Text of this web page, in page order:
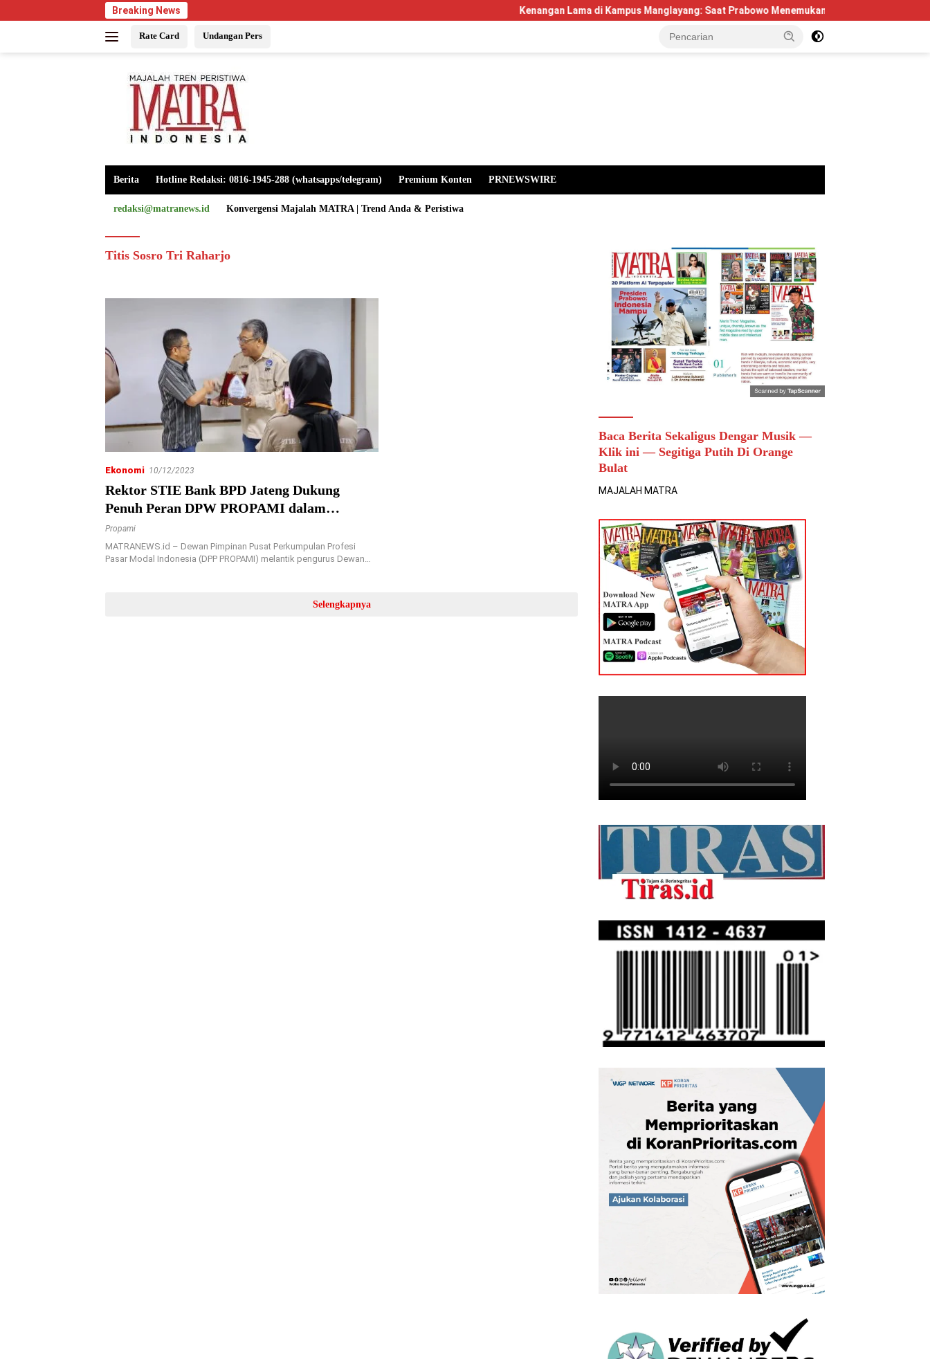
ke
Breaking News Kenangan Lama di Kampus Manglayang: Saat Prabowo Menemukan Kembali Jejak Sejarah IPDN
Rate Card Undangan Pers
Berita Hotline Redaksi: 0816-1945-288 (whatsapps/telegram) Premium Konten PRNEWSWIRE
redaksi@matranews.id Konvergensi Majalah MATRA | Trend Anda & Peristiwa
Titis Sosro Tri Raharjo
Ekonomi 10/12/2023
Rektor STIE Bank BPD Jateng Dukung
Penuh Peran DPW PROPAMI dalam
Pengembangan Pasar Modal
Propami
MATRANEWS.id – Dewan Pimpinan Pusat Perkumpulan Profesi
Pasar Modal Indonesia (DPP PROPAMI) melantik pengurus Dewan…
Selengkapnya
Baca Berita Sekaligus Dengar Musik —
Klik ini — Segitiga Putih Di Orange
Bulat
MAJALAH MATRA